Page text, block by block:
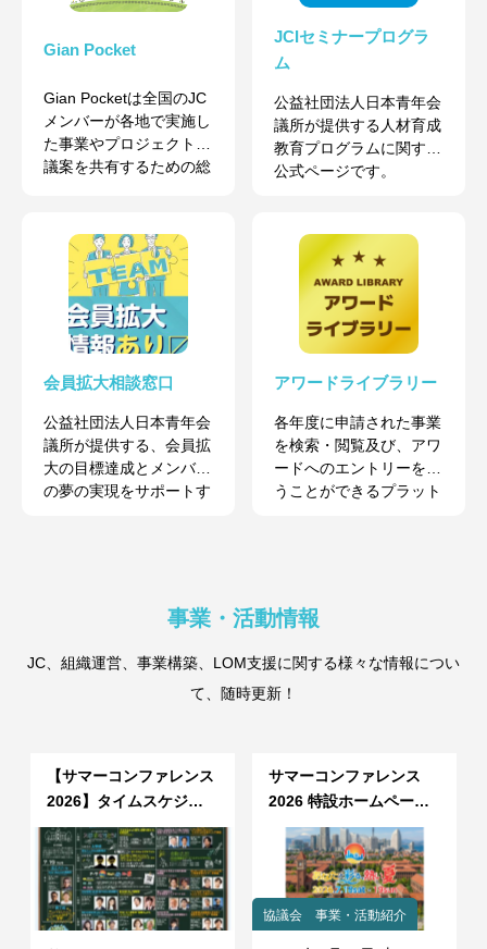
Gian Pocket
Gian Pocketは全国のJC
メンバーが各地で実施し
た事業やプロジェクトの
議案を共有するための総
JCIセミナープログラ
ム
公益社団法人日本青年会
議所が提供する人材育成
教育プログラムに関する
公式ページです。
会員拡大相談窓口
公益社団法人日本青年会
議所が提供する、会員拡
大の目標達成とメンバー
の夢の実現をサポートす
アワードライブラリー
各年度に申請された事業
を検索・閲覧及び、アワ
ードへのエントリーを行
うことができるプラット
事業・活動情報
JC、組織運営、事業構築、LOM支援に関する様々な情報につい
て、随時更新！
【サマーコンファレンス
2026】タイムスケジュ
ール公開のご案内
サマーコンファレンス
2026 特設ホームページ
開設のお知らせ
協議会 事業・活動紹介